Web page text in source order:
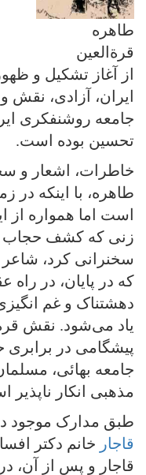
طاهره
قرةالعین
از آغاز تشکیل و
ایران، آزادی، نقش
جامعه روشنفکری
تحسین بوده است.
خاطرات، اشعار و
طاهره، با اینکه در
است اما همواره از
زنی‌ که کشف حجاب
سخنرانی‌ کرد،
که در پایان، در
دهشتناک و غم
یاد می‌شود. نقش
پیشگامی در برابری
جامعه بهائی،
مذهبی انکار ناپذیر
طبق مدارک موجود
قاجار خانم دکتر
قاجار و پس از آن،